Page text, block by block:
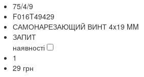
75/4/9
F016T49429
САМОНАРЕЗАЮЩИЙ ВИНТ 4x19 MM
ЗАПИТ
наявності
1
29 грн